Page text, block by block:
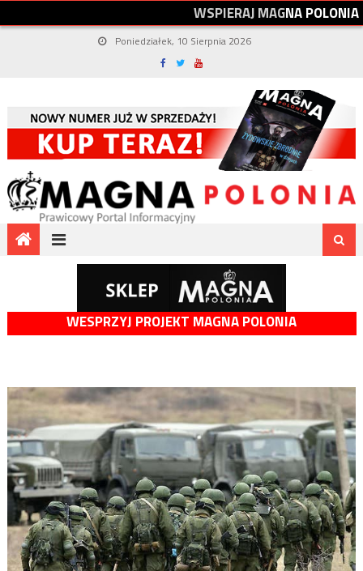
WSPIERAJMAGNAPOLONIA
Poniedziałek, 10 Sierpnia 2026
WESPRZYJ PROJEKT MAGNA POLONIA